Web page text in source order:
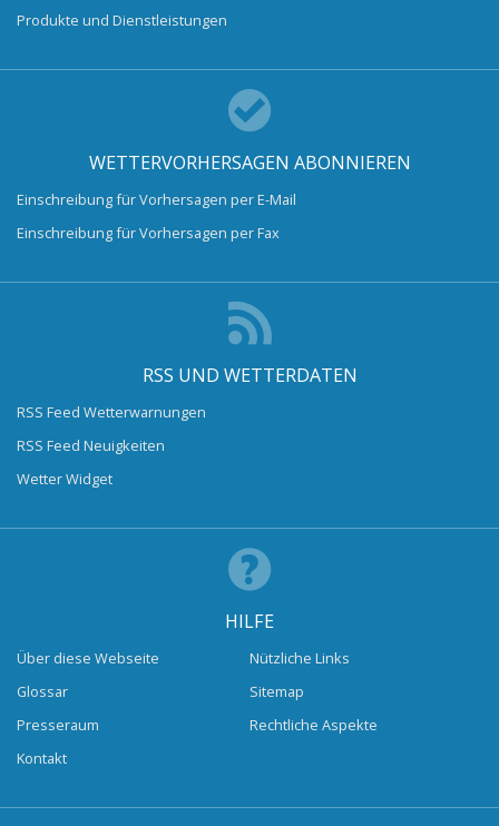
Produkte und Dienstleistungen
WETTERVORHERSAGEN ABONNIEREN
Einschreibung für Vorhersagen per E-Mail
Einschreibung für Vorhersagen per Fax
RSS UND WETTERDATEN
RSS Feed Wetterwarnungen
RSS Feed Neuigkeiten
Wetter Widget
HILFE
Über diese Webseite
Glossar
Presseraum
Kontakt
Nützliche Links
Sitemap
Rechtliche Aspekte